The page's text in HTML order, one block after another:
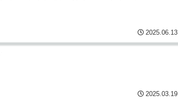
2025.06.13
2025.03.19